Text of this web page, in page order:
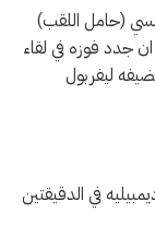
(حامل اللقب)
جدد فوزه في لقاء
14 افريل 2026 على مضيفه ليفربول
في الدقيقتين